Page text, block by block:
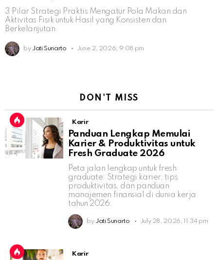
3 Pilar Strategi Praktis Mengatur Pola Makan dan
Aktivitas Fisik untuk Hasil yang Konsisten dan
Berkelanjutan
by Jati Sunarto June 2, 2026, 9:08 pm
DON'T MISS
Karir
Panduan Lengkap Memulai
Karier & Produktivitas untuk
Fresh Graduate 2026
Peta jalan lengkap untuk fresh
graduate: Strategi karier, tips
produktivitas, dan panduan
manajemen finansial di dunia kerja
tahun 2026.
by Jati Sunarto July 28, 2026, 11:34 pm
Karir